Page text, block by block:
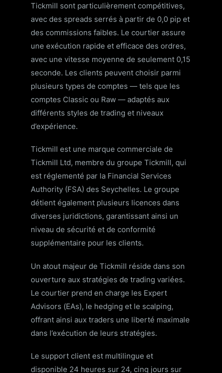
Tickmill sont particulièrement compétitives,
avec des spreads serrés à partir de 0,0 pip et
des commissions faibles. Le courtier assure
une exécution rapide et efficace des ordres,
avec une vitesse moyenne de seulement 0,15
seconde. Les clients peuvent choisir parmi
plusieurs types de comptes — tels que les
comptes Classic ou Raw — adaptés aux
différents styles de trading et niveaux
d’expérience.
Tickmill est une marque commerciale de
Tickmill Ltd, membre du groupe Tickmill, qui
est réglementé par la Financial Services
Authority (FSA) des Seychelles. Le groupe
détient également plusieurs licences dans
diverses juridictions, garantissant ainsi un
niveau de sécurité et de conformité
supplémentaire pour les clients.
Un atout majeur de Tickmill réside dans son
ouverture aux stratégies de trading variées.
Le courtier prend en charge les Expert
Advisors (EAs), le hedging et le scalping,
offrant ainsi aux traders une liberté maximale
dans l’exécution de leurs stratégies.
Le support client est multilingue et
disponible 24 heures sur 24, cinq jours sur